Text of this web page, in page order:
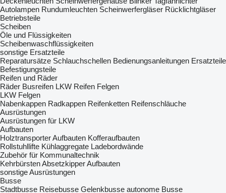
Autolampen Rundumleuchten Scheinwerfergläser Rücklichtgläser
Betriebsteile
Scheiben
Öle und Flüssigkeiten
Scheibenwaschflüssigkeiten
sonstige Ersatzteile
Reparatursätze Schlauchschellen Bedienungsanleitungen Ersatzteile
Befestigungsteile
Reifen und Räder
Räder Busreifen LKW Reifen Felgen
LKW Felgen
Nabenkappen Radkappen Reifenketten Reifenschläuche
Ausrüstungen
Ausrüstungen für LKW
Aufbauten
Holztransporter Aufbauten Kofferaufbauten
Rollstuhllifte Kühlaggregate Ladebordwände
Zubehör für Kommunaltechnik
KehrbürstenAbsetzkipper Aufbauten
sonstige Ausrüstungen
Busse
Stadtbusse Reisebusse Gelenkbusse autonome Busse